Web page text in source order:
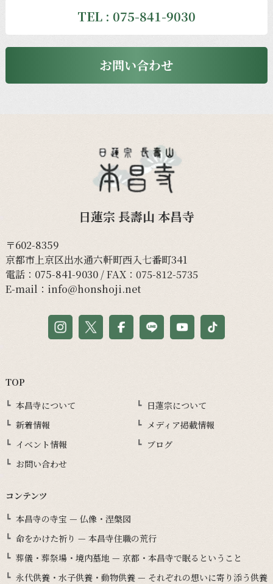
TEL : 075-841-9030
お問い合わせ
日蓮宗 長壽山 本昌寺
〒602-8359
京都市上京区出水通六軒町西入七番町341
電話： 075-841-9030/ FAX：075-812-5735
E-mail： info@honshoji.net
TOP
本昌寺について
日蓮宗について
新着情報
メディア掲載情報
イベント情報
ブログ
お問い合わせ
コンテンツ
本昌寺の寺宝 — 仏像・涅槃図
命をかけた祈り — 本昌寺住職の荒行
葬儀・葬祭場・境内墓地 — 京都・本昌寺で眠るということ
永代供養・水子供養・動物供養 — それぞれの想いに寄り添う供養